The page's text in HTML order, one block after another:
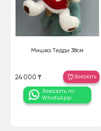
Мишка Тедди 38см
24 000 ₸ Заказать
Заказать по
WhatsApp